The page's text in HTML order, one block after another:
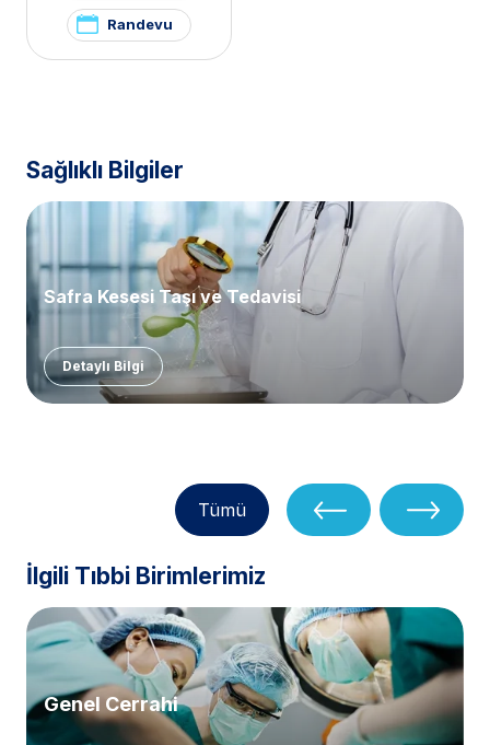
Merkezi,Böbrek Nakli
Merkezi Karaciğer Nakli
Merkezi
Randevu
Sağlıklı Bilgiler
Safra Kesesi Taşı ve Tedavisi
Detaylı Bilgi
Tümü
İlgili Tıbbi Birimlerimiz
Genel Cerrahi